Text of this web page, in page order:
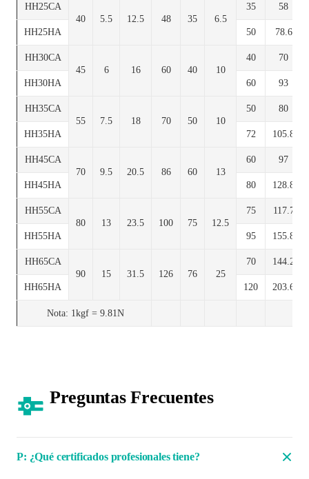
HH25CA
40
5.5 12.5 48 35 6.5
35 58
HH25HA 50 78.6
HH30CA
45
6 16 60 40 10
40 70
HH30HA 60 93
HH35CA
55
7.5 18 70 50 10
50 80
HH35HA 72 105.8
HH45CA
70
9.5 20.5 86 60 13
60 97
HH45HA 80 128.8
HH55CA
80
13 23.5 100 75 12.5
75 117.7
HH55HA 95 155.8
HH65CA
90
15 31.5 126 76 25
70 144.2
HH65HA 120 203.6
Nota: 1kgf = 9.81N
Preguntas Frecuentes
P: ¿Qué certificados profesionales tiene?